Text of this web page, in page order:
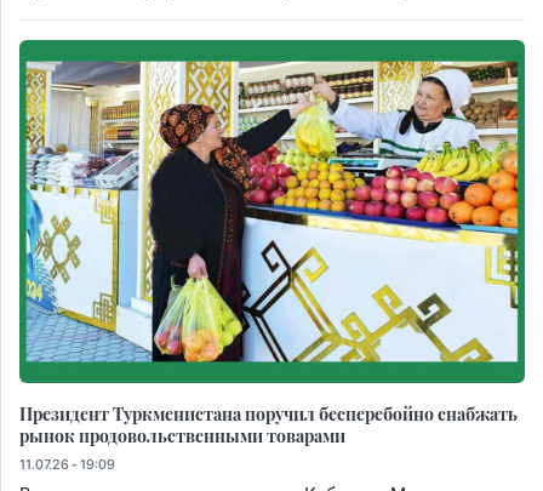
Президент Туркменистана поручил бесперебойно снабжать
рынок продовольственными товарами
11.07.26 - 19:09